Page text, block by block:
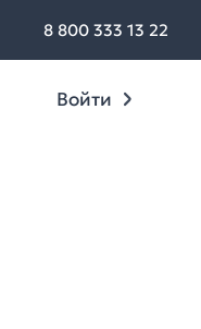
8 800 333 13 22
Войти